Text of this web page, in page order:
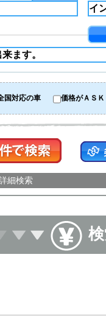
国対応の車 価格がＡＳＫ
細検索